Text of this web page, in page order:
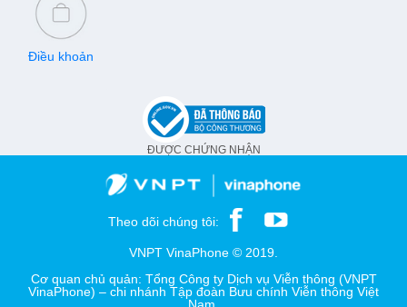
Điều khoản
ĐƯỢC CHỨNG NHẬN
Theo dõi chúng tôi:
VNPT VinaPhone © 2019.
Cơ quan chủ quản: Tổng Công ty Dịch vụ Viễn thông (VNPT
VinaPhone) – chi nhánh Tập đoàn Bưu chính Viễn thông Việt
Nam.